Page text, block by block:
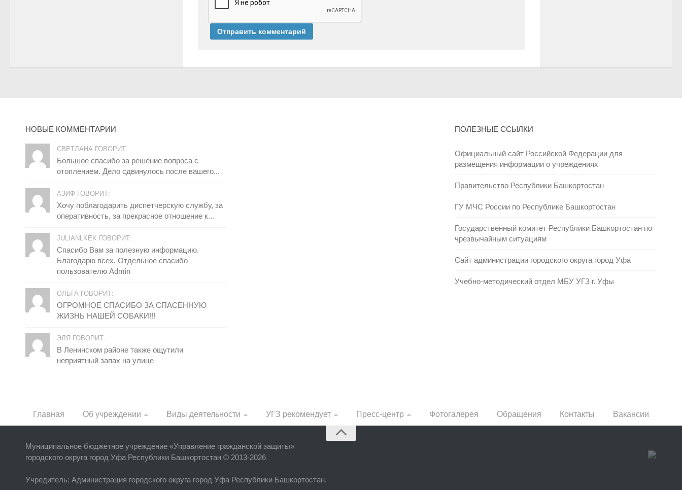
НОВЫЕ КОММЕНТАРИИ
СВЕТЛАНА ГОВОРИТ:
Большое спасибо за решение вопроса с
отоплением. Дело сдвинулось после вашего...
АЗИФ ГОВОРИТ:
Хочу поблагодарить диспетчерскую службу, за
оперативность, за прекрасное отношение к...
JULIANLKEK ГОВОРИТ:
Спасибо Вам за полезную информацию.
Благодарю всех. Отдельное спасибо
пользователю Admin
ОЛЬГА ГОВОРИТ:
ОГРОМНОЕ СПАСИБО ЗА СПАСЕННУЮ
ЖИЗНЬ НАШЕЙ СОБАКИ!!!
ЭЛЯ ГОВОРИТ:
В Ленинском районе также ощутили
неприятный запах на улице
ПОЛЕЗНЫЕ ССЫЛКИ
Официальный сайт Российской Федерации для
размещения информации о учреждениях
Правительство Республики Башкортостан
ГУ МЧС России по Республике Башкортостан
Государственный комитет Республики Башкортостан по
чрезвычайным ситуациям
Сайт администрации городского округа город Уфа
Учебно-методический отдел МБУ УГЗ г. Уфы
Главная Об учреждении Виды деятельности УГЗ рекомендует Пресс-центр Фотогалерея Обращения Контакты Вакансии
Муниципальное бюджетное учреждение «Управление гражданской защиты»
городского округа город Уфа Республики Башкортостан © 2013-2026
Учредитель: Администрация городского округа город Уфа Республики Башкортостан.